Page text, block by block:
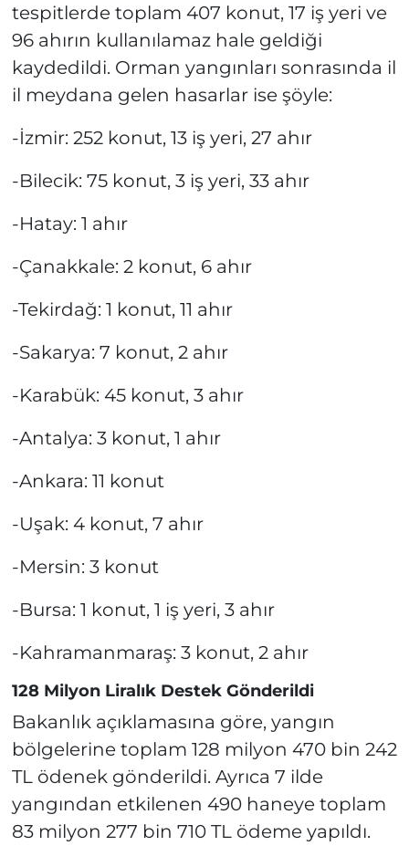
tespitlerde toplam 407 konut, 17 iş yeri ve
96 ahırın kullanılamaz hale geldiği
kaydedildi. Orman yangınları sonrasında il
il meydana gelen hasarlar ise şöyle:
-İzmir: 252 konut, 13 iş yeri, 27 ahır
-Bilecik: 75 konut, 3 iş yeri, 33 ahır
-Hatay: 1 ahır
-Çanakkale: 2 konut, 6 ahır
-Tekirdağ: 1 konut, 11 ahır
-Sakarya: 7 konut, 2 ahır
-Karabük: 45 konut, 3 ahır
-Antalya: 3 konut, 1 ahır
-Ankara: 11 konut
-Uşak: 4 konut, 7 ahır
-Mersin: 3 konut
-Bursa: 1 konut, 1 iş yeri, 3 ahır
-Kahramanmaraş: 3 konut, 2 ahır
128 Milyon Liralık Destek Gönderildi
Bakanlık açıklamasına göre, yangın
bölgelerine toplam 128 milyon 470 bin 242
TL ödenek gönderildi. Ayrıca 7 ilde
yangından etkilenen 490 haneye toplam
83 milyon 277 bin 710 TL ödeme yapıldı.